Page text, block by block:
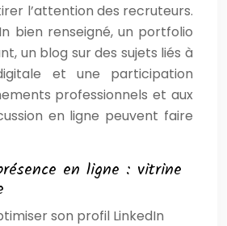
l’attention des recruteurs.
bien renseigné, un portfolio
un blog sur des sujets liés à
et une participation
professionnels et aux
en ligne peuvent faire
en ligne : vitrine
son profil LinkedIn